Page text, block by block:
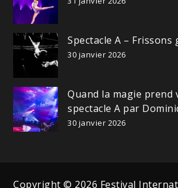
Spectacle A – Frissons
30 janvier 2026
Quand la magie prend
spectacle A par
30 janvier 2026
Copyright © 2026 Festival